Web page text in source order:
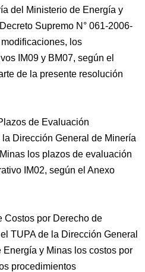
del Ministerio de Energía y
Supremo N° 061-2006-
los
IM09 y BM07, según el
de la presente resolución
de Evaluación
Dirección General de Minería
los plazos de evaluación
IM02, según el Anexo
Costos por Derecho de
TUPA de la Dirección General
y Minas los costos por
procedimientos